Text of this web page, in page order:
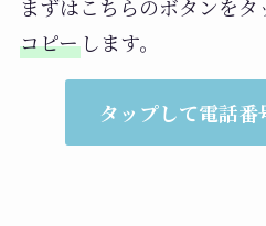
まずはこちらのボタンをタ
コピーします。
タップして電話番